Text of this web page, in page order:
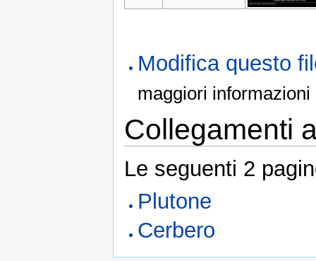
Modifica questo
maggiori
Collegamenti
Le seguenti 2
Plutone
Cerbero